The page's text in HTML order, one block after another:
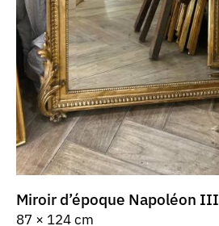
Miroir d’époque Napoléon III
87 × 124 cm